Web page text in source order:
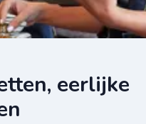
eerlijke